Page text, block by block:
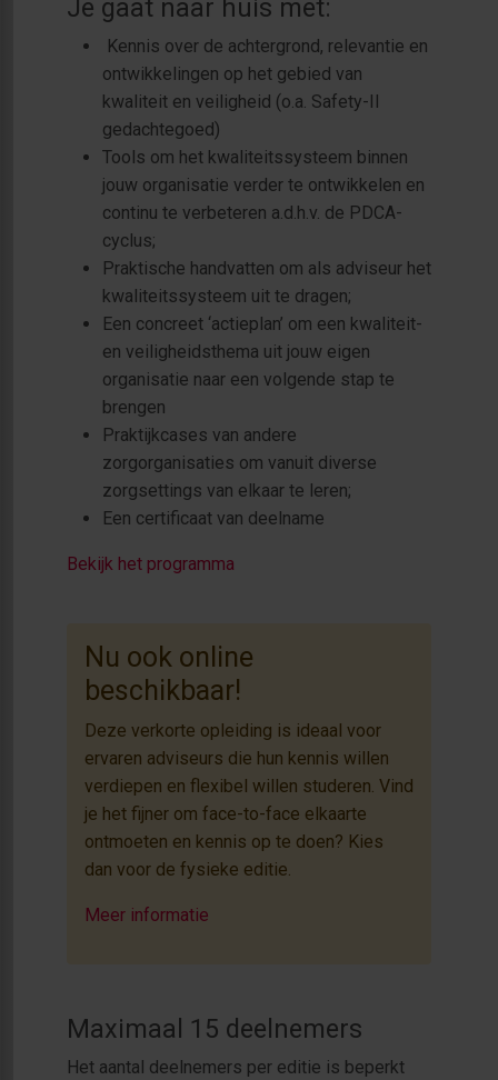
Je gaat naar huis met:
Kennis over de achtergrond, relevantie en
ontwikkelingen op het gebied van
kwaliteit en veiligheid (o.a. Safety-II
gedachtegoed)
Tools om het kwaliteitssysteem binnen
jouw organisatie verder te ontwikkelen en
continu te verbeteren a.d.h.v. de PDCA-
cyclus;
Praktische handvatten om als adviseur het
kwaliteitssysteem uit te dragen;
Een concreet ‘actieplan’ om een kwaliteit-
en veiligheidsthema uit jouw eigen
organisatie naar een volgende stap te
brengen
Praktijkcases van andere
zorgorganisaties om vanuit diverse
zorgsettings van elkaar te leren;
Een certificaat van deelname
Bekijk het programma
Nu ook online
beschikbaar!
Deze verkorte opleiding is ideaal voor
ervaren adviseurs die hun kennis willen
verdiepen en flexibel willen studeren. Vind
je het fijner om face-to-face elkaarte
ontmoeten en kennis op te doen? Kies
dan voor de fysieke editie.
Meer informatie
Maximaal 15 deelnemers
Het aantal deelnemers per editie is beperkt